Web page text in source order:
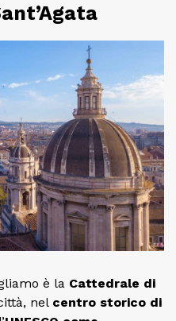
è la Cattedrale di
nel centro storico di